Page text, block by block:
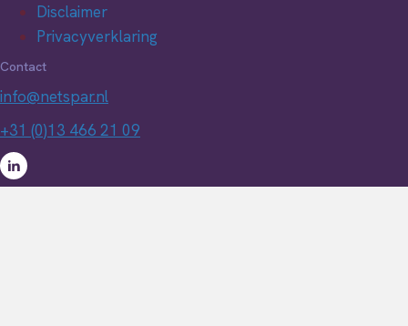
Disclaimer
Privacyverklaring
Contact
info@netspar.nl
+31 (0)13 466 21 09